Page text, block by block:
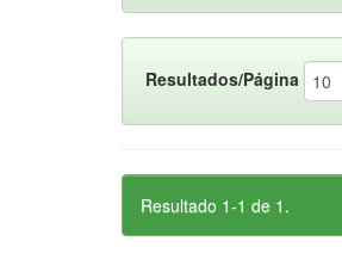
Resultados/Página
Resultado 1-1 de 1.